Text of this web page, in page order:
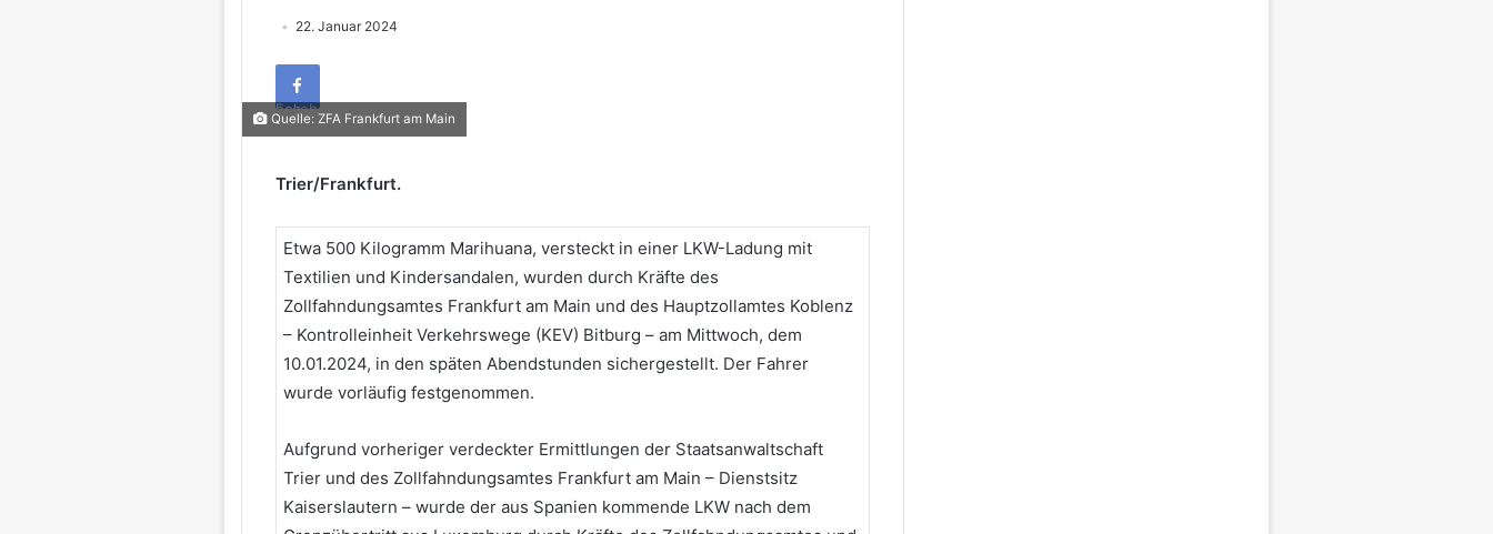
22. Januar 2024
Facebook
Quelle: ZFA Frankfurt am Main
Trier/Frankfurt.
Etwa 500 Kilogramm Marihuana, versteckt in einer LKW-Ladung mit
Textilien und Kindersandalen, wurden durch Kräfte des
Zollfahndungsamtes Frankfurt am Main und des Hauptzollamtes Koblenz
– Kontrolleinheit Verkehrswege (KEV) Bitburg – am Mittwoch, dem
10.01.2024, in den späten Abendstunden sichergestellt. Der Fahrer
wurde vorläufig festgenommen.
Aufgrund vorheriger verdeckter Ermittlungen der Staatsanwaltschaft
Trier und des Zollfahndungsamtes Frankfurt am Main – Dienstsitz
Kaiserslautern – wurde der aus Spanien kommende LKW nach dem